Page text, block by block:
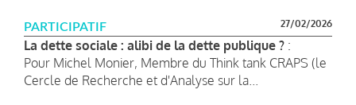
PARTICIPATIF 27/02/2026
La dette sociale : alibi de la dette publique ? :
Pour Michel Monier, Membre du Think tank CRAPS (le
Cercle de Recherche et d'Analyse sur la...